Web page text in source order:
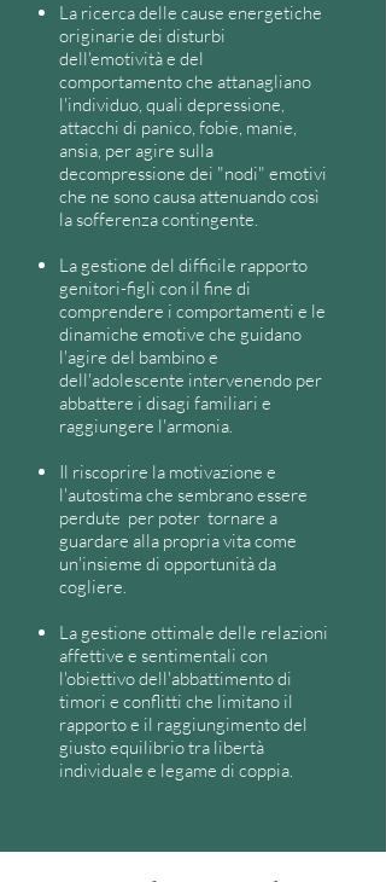
La ricerca delle cause energetiche
originarie dei disturbi
dell'emotività e del
comportamentoche attanagliano
l'individuo, quali depressione,
attacchi di panico, fobie, manie,
ansia, per agire sulla
decompressione dei "nodi" emotivi
che ne sono causa attenuando così
la sofferenza contingente.
La gestione del difficile rapporto
genitori-figli con il fine di
comprendere i comportamenti e le
dinamiche emotive che guidano
l'agire del bambino e
dell'adolescente intervenendo per
abbattere i disagi familiari e
raggiungere l'armonia.
Il riscoprire la motivazione e
l'autostimache sembrano essere
perdute per poter tornare a
guardare alla propria vita come
un'insieme di opportunità da
cogliere.
La gestione ottimale delle relazioni
affettive e sentimentali con
l'obiettivo dell'abbattimento di
timori e conflitti che limitano il
rapporto e il raggiungimento del
giusto equilibrio tra libertà
individuale e legame di coppia.